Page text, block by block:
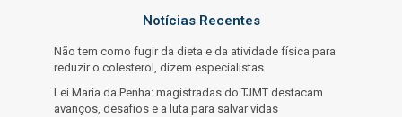
Notícias Recentes
Não tem como fugir da dieta e da atividade física para
reduzir o colesterol, dizem especialistas
Lei Maria da Penha: magistradas do TJMT destacam
avanços, desafios e a luta para salvar vidas